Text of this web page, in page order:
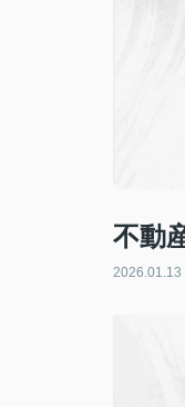
不動
2026.01.13